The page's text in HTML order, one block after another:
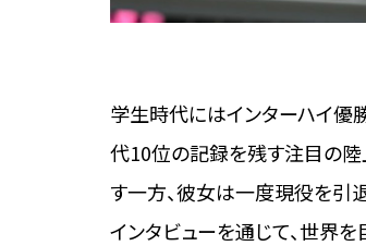
学生時代にはインターハイ優
代10位の記録を残す注目の陸
す一方、彼女は一度現役を引
インタビューを通じて、世界